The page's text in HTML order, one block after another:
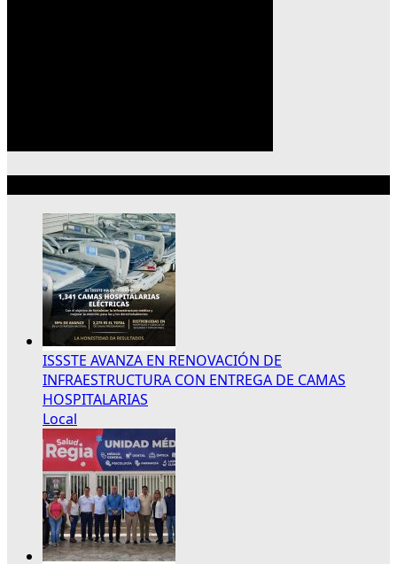
ISSSTE AVANZA EN RENOVACIÓN DE
INFRAESTRUCTURA CON ENTREGA DE CAMAS
HOSPITALARIAS
Local